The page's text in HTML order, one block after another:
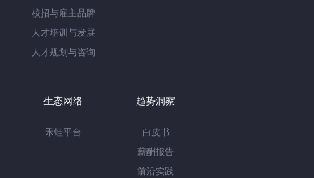
校招与雇主品牌
人才培训与发展
人才规划与咨询
生态网络
禾蛙平台
趋势洞察
白皮书
薪酬报告
前沿实践